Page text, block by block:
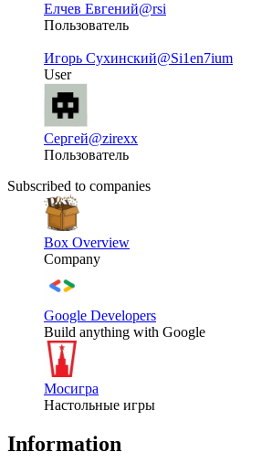
Елчев Евгений@rsi
Пользователь
Игорь Сухинский@Si1en7ium
User
Сергей@zirexx
Пользователь
Subscribed to companies
Box Overview
Company
Google Developers
Build anything with Google
Мосигра
Настольные игры
Information